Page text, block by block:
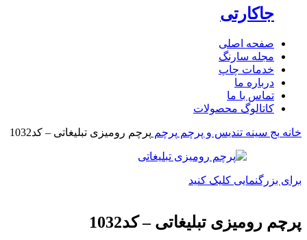
جاکارتی
صفحه اصلی
مجله سارنگ
خدمات چاپ
درباره ما
تماس با ما
کاتالوگ محصولات
خانه بج سینه تندیس و پرچم پرچم پرچم رومیزی تبلیغاتی – کد1032
برای بزرگنمایی کلیک کنید
پرچم رومیزی تبلیغاتی – کد1032